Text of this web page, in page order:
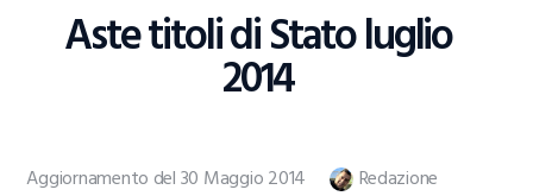
Aste titoli di Stato luglio
2014
Guide Al Trading
Aggiornamento del 30 Maggio 2014 Redazione